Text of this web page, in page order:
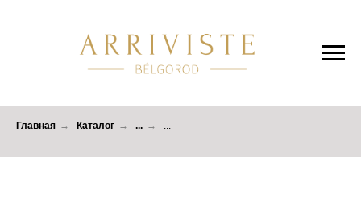
Главная → Каталог → ... →